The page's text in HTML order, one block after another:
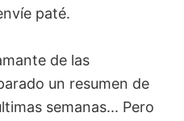
paté.
de las
un resumen de
semanas... Pero